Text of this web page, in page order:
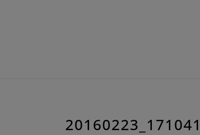
20160223_171041